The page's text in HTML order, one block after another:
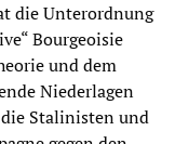
die Unterordnung
Bourgeoisie
und dem
Niederlagen
Stalinisten und